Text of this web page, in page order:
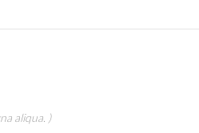
aliqua. )